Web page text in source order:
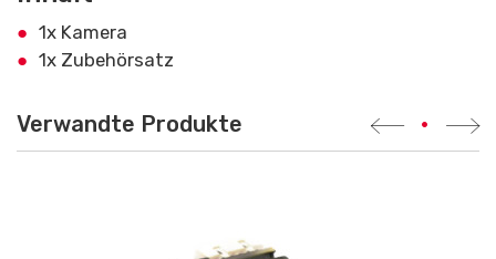
1x Kamera
1x Zubehörsatz
Verwandte Produkte •